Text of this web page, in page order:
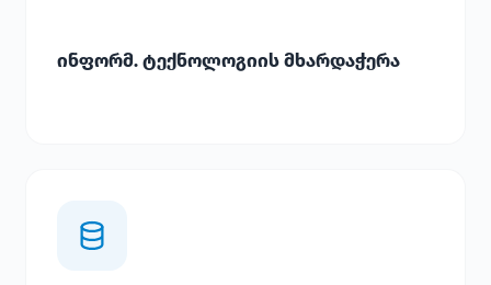
ინფორმ. ტექნოლოგიის მხარდაჭერა